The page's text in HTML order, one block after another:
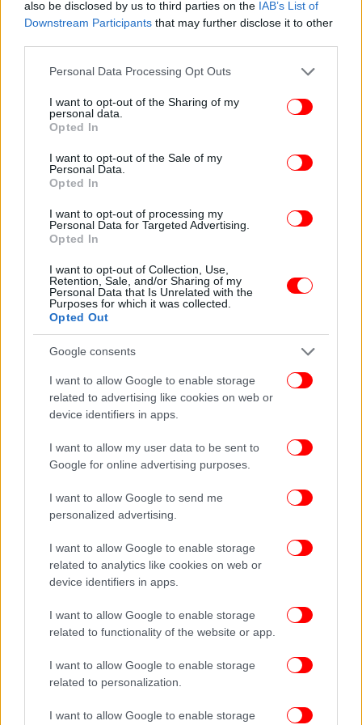
also be disclosed by us to third parties on the IAB’s List of
Downstream Participants that may further disclose it to other
Please note that this website/app uses one or more Google
not limited to your visit or usage behaviour. You may click to
grant or deny consent to Google and its third-party tags to
use your data for below specified purposes in below Google
consent section.
Personal Data Processing Opt Outs
I want to opt-out of the Sharing of my
personal data.
Opted In
I want to opt-out of the Sale of my
Personal Data.
Opted In
I want to opt-out of processing my
Personal Data for Targeted Advertising.
Opted In
I want to opt-out of Collection, Use,
Retention, Sale, and/or Sharing of my
Personal Data that Is Unrelated with the
Purposes for which it was collected.
Opted Out
Google consents
I want to allow Google to enable storage
related to advertising like cookies on web or
device identifiers in apps.
I want to allow my user data to be sent to
Google for online advertising purposes.
I want to allow Google to send me
personalized advertising.
I want to allow Google to enable storage
related to analytics like cookies on web or
device identifiers in apps.
I want to allow Google to enable storage
related to functionality of the website or app.
I want to allow Google to enable storage
related to personalization.
I want to allow Google to enable storage
πολύ άοπλη, πολύ ανοχύρωτη και αδύναμη σε
σχέση με αυτή την συναινετική επικύρωση. Οι
απόψεις τόσο του Διοικητή τη Τράπεζας της
Ελλάδας όσο και του δημόσιου δασκάλου ενός
δύναμη στην επιστημονική αλήθεια πάνω στην
οποία βασίζεται αυτό που οργανώνουμε στις
Πώς θα χαρακτηρίζατε ως κοινωνιολόγος κύριε
Παναγιωτόπουλε την εποχή που ζούμε;
«Μεταξύ πολλών άλλων επιλέγω να την
χαρακτηρίσω ως μια που διψά για ρεαλιστικές
ουτοπίες. Κατά τη γνώμη μου όσο περισσότερο σας
ξενίζει αυτό που μόλις είπα τόσο περισσότερο
αναγκαίο είναι. Όλοι αυτοί σήμερα που κηρύττουν
πραγματικότητα της επιχείρησης, της
παραγωγικότητας, του εξωτερικού εμπορικού
ισοζυγίου και των «επιτακτικών προτεραιοτήτων» ,
μιλούν όπως μιλούν οι γονείς στα παιδιά τους· με
ουτοπίας, της ιδεολογίας αντιπροσωπεύει τα